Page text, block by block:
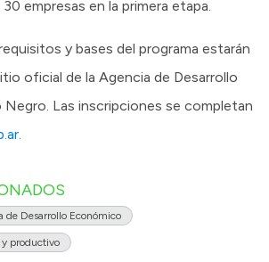
empresas en la primera etapa.
y bases del programa estarán
oficial de la Agencia de Desarrollo
Negro. Las inscripciones se completan
de Desarrollo Económico
y productivo